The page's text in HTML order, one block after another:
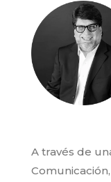
A través de